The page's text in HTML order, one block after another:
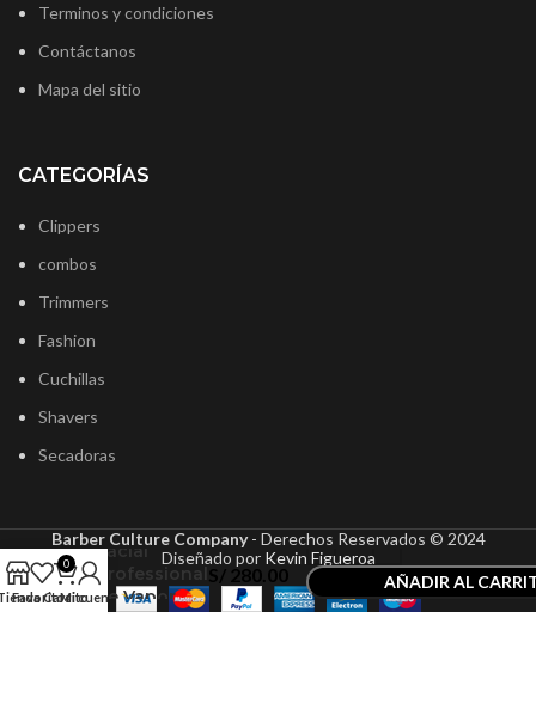
Terminos y condiciones
Contáctanos
Mapa del sitio
CATEGORÍAS
Clippers
combos
Trimmers
Fashion
Cuchillas
Shavers
Secadoras
Barber Culture Company- Derechos Reservados © 2024
Diseñado por Kevin Figueroa
Vaporizador
Facial
Professional
de Vapor
Caliente
S/ 280.00
AÑADIR AL
COMPRAR
Favoritos
0
Carrito
Mi cuenta